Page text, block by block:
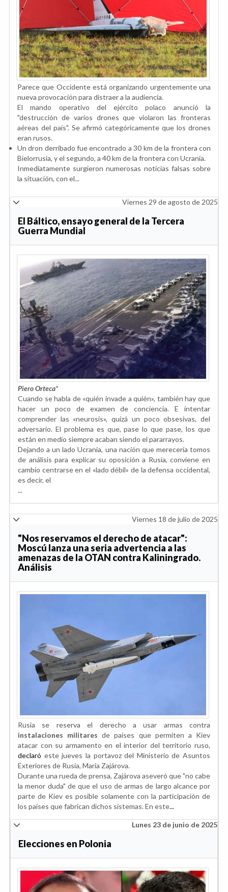
Parece que Occidente está organizando urgentemente una
nueva provocación para distraer a la audiencia.
El mando operativo del ejército polaco anunció la
"destrucción de varios drones que violaron las fronteras
aéreas del país". Se afirmó categóricamente que los drones
eran rusos.
Un dron derribado fue encontrado a 30 km de la frontera con
Bielorrusia, y el segundo, a 40 km de la frontera con Ucrania.
Inmediatamente surgieron numerosas noticias falsas sobre
la situación, con el...
Viernes 29 de agosto de 2025
El Báltico, ensayo general de la Tercera
Guerra Mundial
Piero Orteca*
Cuando se habla de «quién invade a quién», también hay que
hacer un poco de examen de conciencia. E intentar
comprender las «neurosis», quizá un poco obsesivas, del
adversario. El problema es que, pase lo que pase, los que
están en medio siempre acaban siendo el pararrayos.
Dejando a un lado Ucrania, una nación que merecería tomos
de análisis para explicar su oposición a Rusia, conviene en
cambio centrarse en el «lado débil» de la defensa occidental,
es decir, el
...
Viernes 18 de julio de 2025
"Nos reservamos el derecho de atacar":
Moscú lanza una seria advertencia a las
amenazas de la OTAN contra Kaliningrado.
Análisis
Rusia se reserva el derecho a usar armas contra
instalaciones militares de países que permiten a Kiev
atacar con su armamento en el interior del territorio ruso,
declaró este jueves la portavoz del Ministerio de Asuntos
Exteriores de Rusia, María Zajárova.
Durante una rueda de prensa, Zajárova aseveró que "no cabe
la menor duda" de que el uso de armas de largo alcance por
parte de Kiev es posible solamente con la participación de
los países que fabrican dichos sistemas. En este...
Lunes 23 de junio de 2025
Elecciones en Polonia